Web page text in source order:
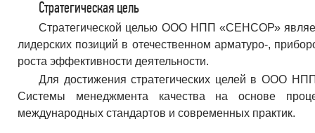
Стратегическая цель
Стратегической целью ООО НПП «СЕНСОР»
лидерских позиций в отечественном арматуро-,
роста эффективности деятельности.
Для достижения стратегических целей в ООО
Системы менеджмента качества на основе
международных стандартов и современных практик.